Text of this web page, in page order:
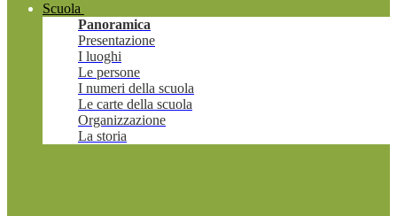
Scuola
Panoramica
Presentazione
I luoghi
Le persone
I numeri della scuola
Le carte della scuola
Organizzazione
La storia